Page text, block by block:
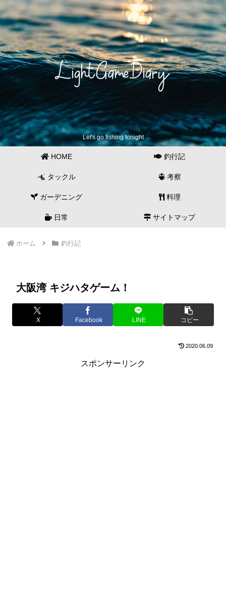
Let's go fishing tonight
HOME 釣行記
タックル 考察
ガーデニング 料理
日常 サイトマップ
ホーム 釣行記
大阪湾 キジハタゲーム！
X Facebook LINE コピー
2020.06.09
スポンサーリンク